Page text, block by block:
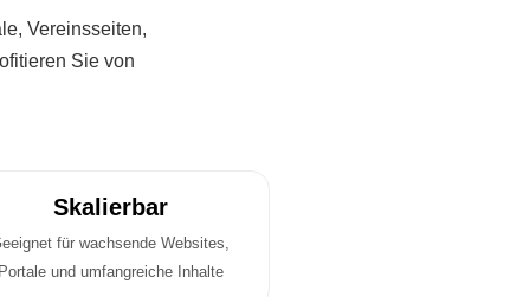
Vereinsseiten,
Sie von
Skalierbar
für wachsende Websites,
Portale und umfangreiche Inhalte